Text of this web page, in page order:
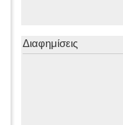
Διαφημίσεις